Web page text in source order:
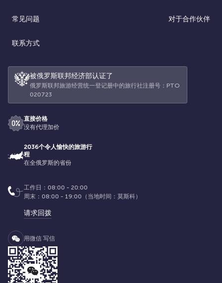
常见问题 对于合作伙伴
联系方式
被俄罗斯联邦经济部认证了
俄罗斯联邦旅游经营统一登记册中的旅行社注册号：РТО
020723
直接价格
没有代理加价
2036个令人愉快的旅游行
程
在全俄罗斯的省份
工作日：08:00 - 20:00
周末：08:00 - 19:00（当地时间：莫斯科）
请求回拨
用微信 写信